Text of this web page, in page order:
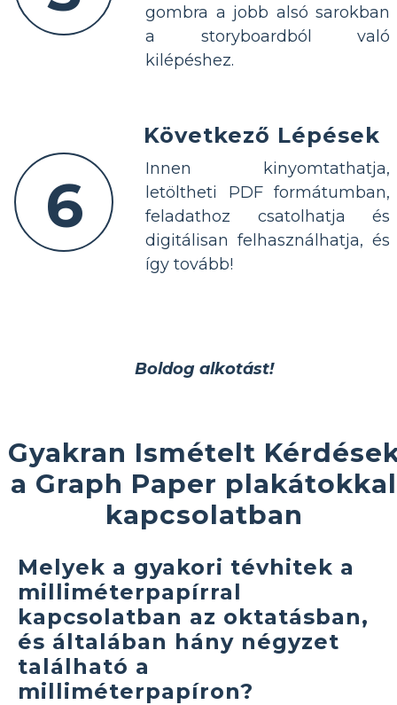
gombra a jobb alsó sarokban
a storyboardból való
kilépéshez.
6
Következő Lépések
Innen kinyomtathatja,
letöltheti PDF formátumban,
feladathoz csatolhatja és
digitálisan felhasználhatja, és
így tovább!
Boldog alkotást!
Gyakran Ismételt
a Graph Paper plakátokkal
kapcsolatban
Melyek a gyakori tévhitek a
milliméterpapírral
kapcsolatban az oktatásban,
és általában hány négyzet
található a
milliméterpapíron?